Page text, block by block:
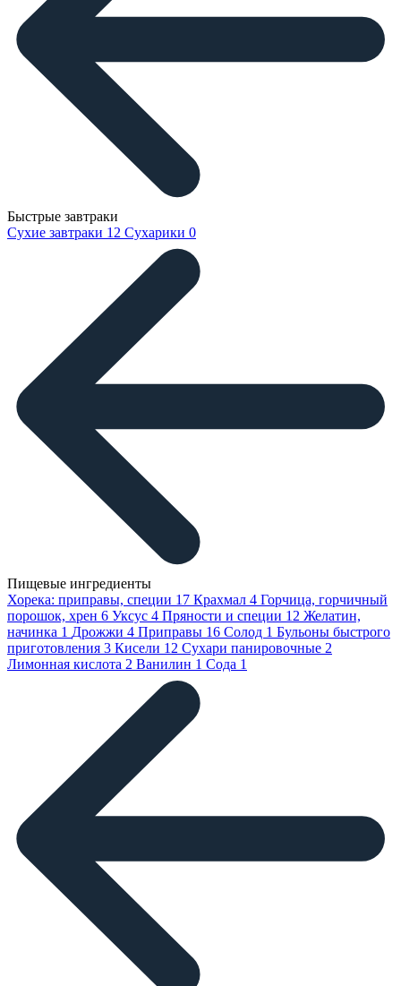
Быстрые завтраки
Сухие завтраки 12 Сухарики 0
Пищевые ингредиенты
Хорека: приправы, специи 17 Крахмал 4 Горчица, горчичный
порошок, хрен 6 Уксус 4 Пряности и специи 12 Желатин,
начинка 1 Дрожжи 4 Приправы 16 Солод 1 Бульоны быстрого
приготовления 3 Кисели 12 Сухари панировочные 2
Лимонная кислота 2 Ванилин 1 Сода 1